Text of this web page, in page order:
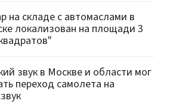
на складе с автомаслами в
локализован на площади 3
звук в Москве и области мог
переход самолета на